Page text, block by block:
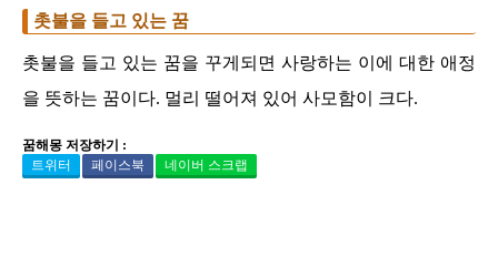
촛불을 들고 있는 꿈
촛불을 들고 있는 꿈을 꾸게되면 사랑하는 이에 대한 애정
을 뜻하는 꿈이다. 멀리 떨어져 있어 사모함이 크다.
꿈해몽 저장하기 :
트위터
페이스북 네이버 스크랩